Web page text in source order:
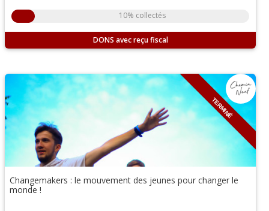
10% collectés
DONS
TERMINÉ
Changemakers : le mouvement des jeunes pour changer le
monde !